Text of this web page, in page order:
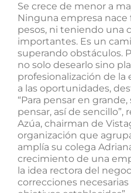
Se crece de menor a
Ninguna empresa
pesos, ni teniendo una
importantes. Es un
superando obstáculos.
no solo desearlo sino
profesionalización de
a las oportunidades,
“Para pensar en
pensar, así de
Azúa, chairman de
organización que
amplía su colega
crecimiento de una
la idea rectora del
correcciones